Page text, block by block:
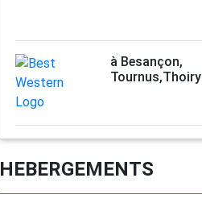
à Besançon,
Tournus,Thoiry
HEBERGEMENTS